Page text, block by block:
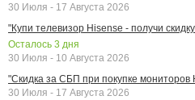
30 Июля - 17 Августа 2026
"Купи телевизор Hisense - получи
Осталось 3 дня
30 Июля - 10 Августа 2026
"Скидка за СБП при покупке мониторов
30 Июля - 17 Августа 2026